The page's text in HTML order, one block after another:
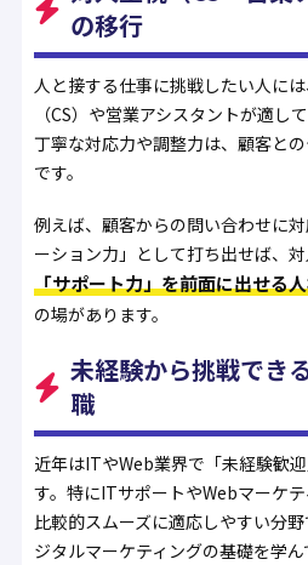
の移行
人と接する仕事に挑戦したい人に
（CS）や営業アシスタントが適し
丁寧な対応力や調整力は、顧客と
です。
例えば、顧客からの問い合わせに
ーション力」として打ち出せば、対
「サポート力」を前面に出せる
の場があります。
未経験から挑戦でき
職
近年はITやWeb業界で「未経験歓
す。特にITサポートやWebマーケ
比較的スムーズに適応しやすい分
ジタルマーケティングの基礎を学